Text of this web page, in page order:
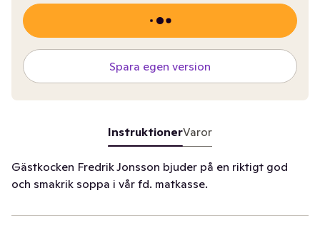
Spara egen version
InstruktionerVaror
Gästkocken Fredrik Jonsson bjuder på en riktigt god
och smakrik soppa i vår fd. matkasse.